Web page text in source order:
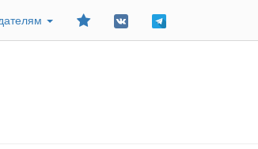
Добавить